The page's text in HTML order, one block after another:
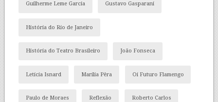
Guilherme Leme Garcia Gustavo Gasparani
História do Rio de Janeiro
História do Teatro Brasileiro João Fonseca
Letícia Isnard Marília Pêra Oi Futuro Flamengo
Paulo de Moraes Reflexão Roberto Carlos